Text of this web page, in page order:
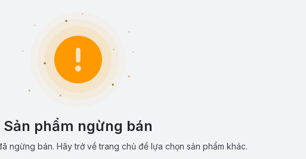
Sản phẩm ngừng bán
ngừng bán. Hãy trở về trang chủ để lựa chọn sản phẩm khác.